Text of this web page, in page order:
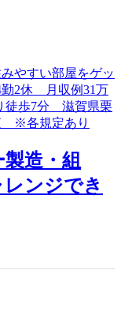
造・組
ンジでき